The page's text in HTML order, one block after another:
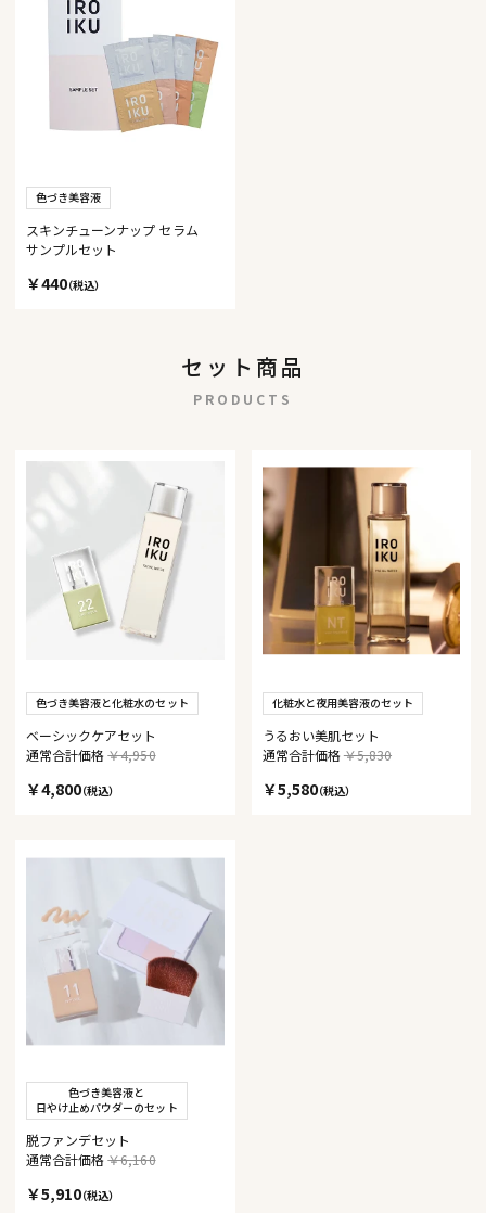
色づき美容液
スキンチューンナップ セラム
サンプルセット
￥440（税込）
セット商品
PRODUCTS
色づき美容液と化粧水のセット
ベーシックケアセット
通常合計価格￥4,950
￥4,800（税込）
化粧水と夜用美容液のセット
うるおい美肌セット
通常合計価格￥5,830
￥5,580（税込）
色づき美容液と
日やけ止めパウダーのセット
脱ファンデセット
通常合計価格￥6,160
￥5,910（税込）